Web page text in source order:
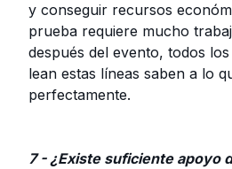
y conseguir recursos
prueba requiere mucho
después del evento, todos
lean estas líneas saben a lo
perfectamente.
7 - ¿Existe suficiente apoyo